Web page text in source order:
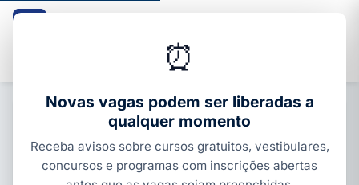
CONCURSOS ESTADUAIS
Concursos públicos em
Pernambuco 2026: 84 vagas
⏰
Novas vagas podem ser liberadas a
qualquer momento
Receba avisos sobre cursos gratuitos, vestibulares,
concursos e programas com inscrições abertas